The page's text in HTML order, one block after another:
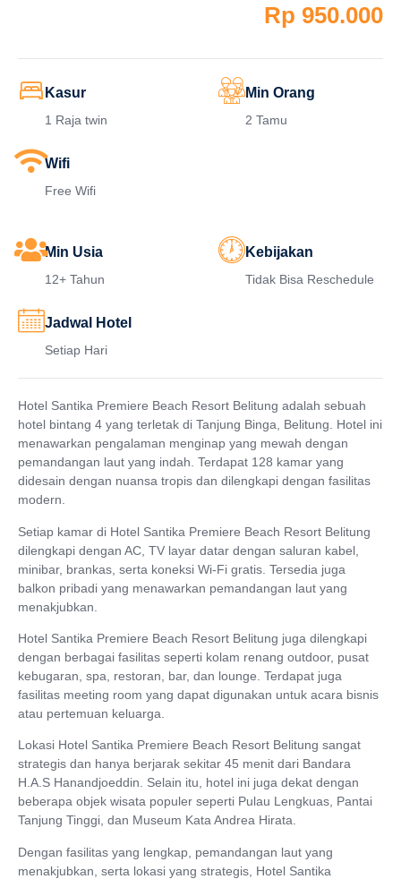
Rp 950.000
Kasur
1 Raja twin
Min Orang
2 Tamu
Wifi
Free Wifi
Min Usia
12+ Tahun
Kebijakan
Tidak Bisa Reschedule
Jadwal Hotel
Setiap Hari
Hotel Santika Premiere Beach Resort Belitung adalah sebuah
hotel bintang 4 yang terletak di Tanjung Binga, Belitung. Hotel ini
menawarkan pengalaman menginap yang mewah dengan
pemandangan laut yang indah. Terdapat 128 kamar yang
didesain dengan nuansa tropis dan dilengkapi dengan fasilitas
modern.
Setiap kamar di Hotel Santika Premiere Beach Resort Belitung
dilengkapi dengan AC, TV layar datar dengan saluran kabel,
minibar, brankas, serta koneksi Wi-Fi gratis. Tersedia juga
balkon pribadi yang menawarkan pemandangan laut yang
menakjubkan.
Hotel Santika Premiere Beach Resort Belitung juga dilengkapi
dengan berbagai fasilitas seperti kolam renang outdoor, pusat
kebugaran, spa, restoran, bar, dan lounge. Terdapat juga
fasilitas meeting room yang dapat digunakan untuk acara bisnis
atau pertemuan keluarga.
Lokasi Hotel Santika Premiere Beach Resort Belitung sangat
strategis dan hanya berjarak sekitar 45 menit dari Bandara
H.A.S Hanandjoeddin. Selain itu, hotel ini juga dekat dengan
beberapa objek wisata populer seperti Pulau Lengkuas, Pantai
Tanjung Tinggi, dan Museum Kata Andrea Hirata.
Dengan fasilitas yang lengkap, pemandangan laut yang
menakjubkan, serta lokasi yang strategis, Hotel Santika